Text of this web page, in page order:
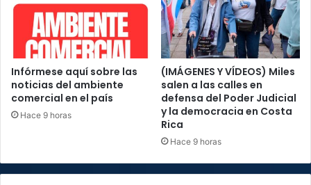
Infórmese aquí sobre las
noticias del ambiente
comercial en el país
Hace 9 horas
(IMÁGENES Y VÍDEOS) Miles
salen a las calles en
defensa del Poder Judicial
y la democracia en Costa
Rica
Hace 9 horas